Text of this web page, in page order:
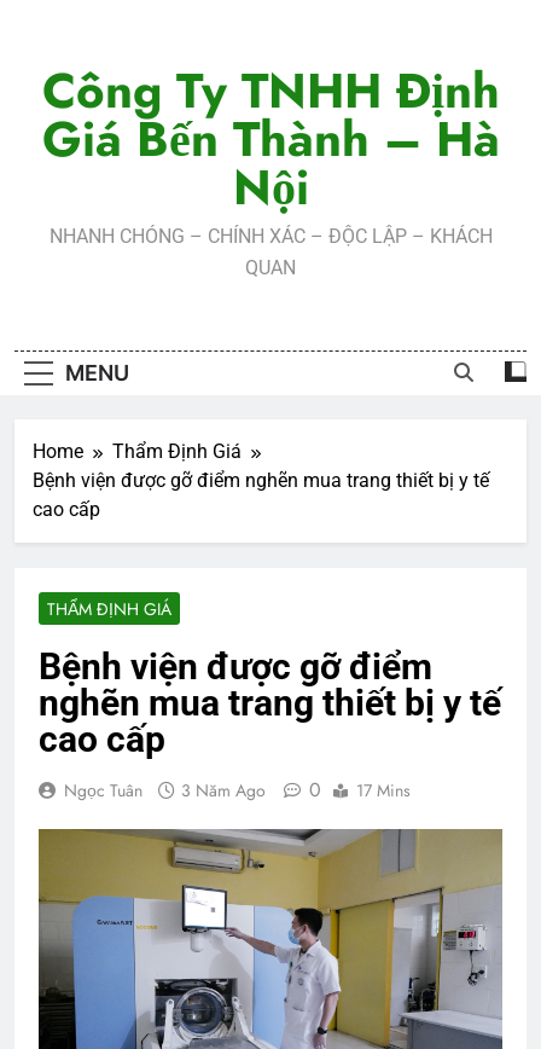
contentCông Ty TNHH Định
Giá Bến Thành – Hà
Nội
NHANH CHÓNG – CHÍNH XÁC – ĐỘC LẬP – KHÁCH
QUAN
MENU
Home
Thẩm Định Giá
Bệnh viện được gỡ điểm nghẽn mua trang thiết bị y tế
cao cấp
THẨM ĐỊNH GIÁ
Bệnh viện được gỡ điểm
nghẽn mua trang thiết bị y tế
cao cấp
Ngọc Tuân 3 Năm Ago 0 17 Mins